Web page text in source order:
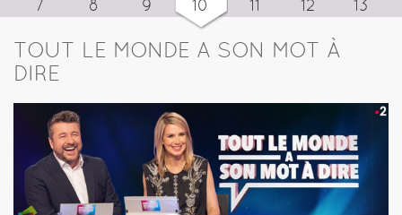
7
8
9
10
11
12
13
TOUT LE MONDE A SON MOT À
DIRE